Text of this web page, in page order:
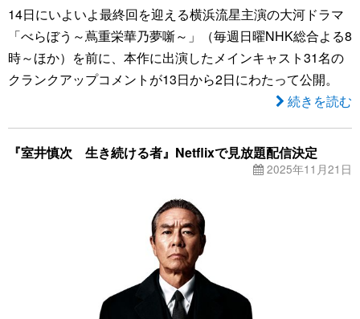
14日にいよいよ最終回を迎える横浜流星主演の大河ドラマ
「べらぼう～蔦重栄華乃夢噺～」（毎週日曜NHK総合よる8
時～ほか）を前に、本作に出演したメインキャスト31名の
クランクアップコメントが13日から2日にわたって公開。
続きを読む
『室井慎次 生き続ける者』Netflixで見放題配信決定
2025年11月21日